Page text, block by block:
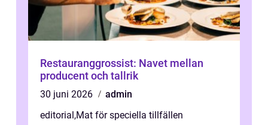
Restauranggrossist: Navet mellan
producent och tallrik
30 juni 2026
admin
editorial ,Mat för speciella tillfällen